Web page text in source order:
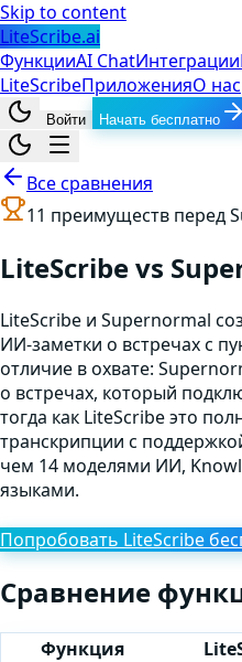
Skip to content
LiteScribe.ai
ФункцииAI ChatИнтеграции
LiteScribeПриложенияО нас
Войти Начать бесплатно
Все сравнения
11 преимуществ перед
LiteScribe vs
LiteScribe и Supernormal
ИИ-заметки о встречах с
отличие в охвате:
о встречах, который
тогда как LiteScribe это
транскрипции с
чем 14 моделями ИИ,
языками.
Попробовать LiteScribe
Сравнение
Функция